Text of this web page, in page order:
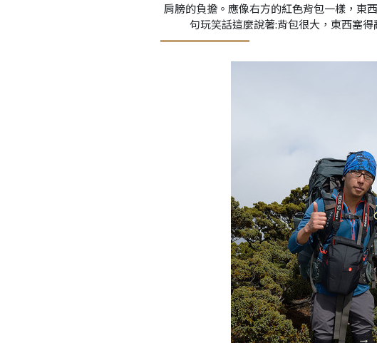
肩膀的負擔。應像右方的紅色背包一樣，東
句玩笑話這麼說著:背包很大， 東西塞得